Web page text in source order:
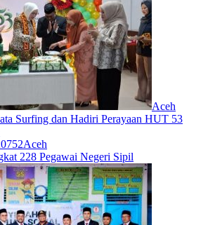
Aceh
Surfing dan Hadiri Perayaan HUT 53
Aceh
228 Pegawai Negeri Sipil